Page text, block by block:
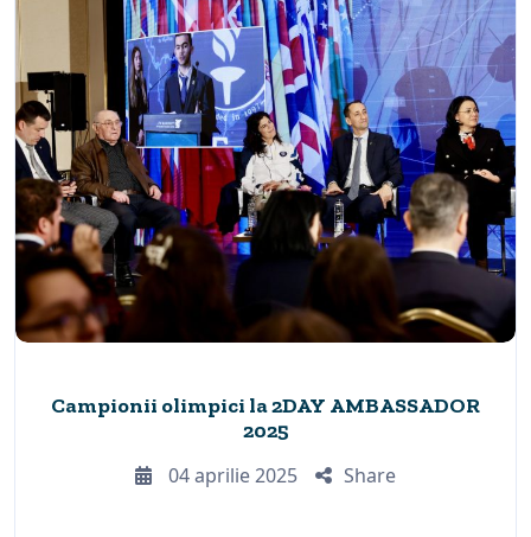
Campionii olimpici la 2DAY AMBASSADOR
2025
04 aprilie 2025
Share